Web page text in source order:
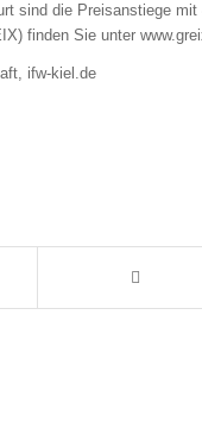
sind die Preisanstiege
finden Sie unter
ifw-kiel.de